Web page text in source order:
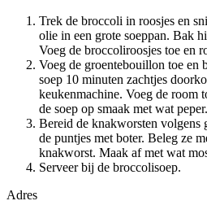
Trek de broccoli in roosjes en
olie in een grote soeppan. Bak
Voeg de broccoliroosjes toe en
Voeg de groentebouillon toe en
soep 10 minuten zachtjes
keukenmachine. Voeg de room
de soep op smaak met wat peper.
Bereid de knakworsten volgens
de puntjes met boter. Beleg ze
knakworst. Maak af met wat
Serveer bij de broccolisoep.
Adres